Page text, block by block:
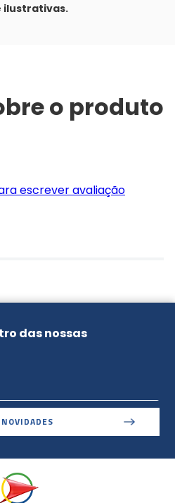
ilustrativas.
o produto
escrever avaliação
das nossas